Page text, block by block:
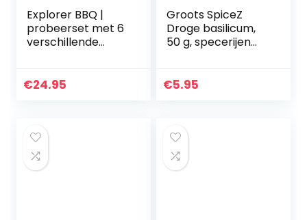
Explorer BBQ |
probeerset met 6
verschillende
en grillmarinades
€24.95
Groots SpiceZ
Droge basilicum,
50 g, specerijen
ideale
€5.95